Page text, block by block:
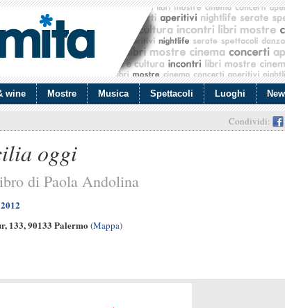
wine Mostre Musica Spettacoli Luoghi
Condividi:
oggi
di Paola Andolina
133, 90133 Palermo (Mappa)